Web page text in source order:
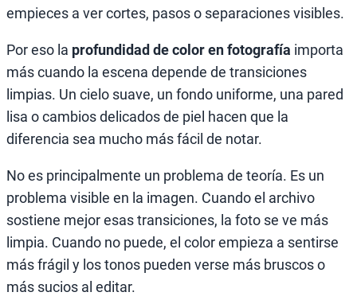
empieces a ver cortes, pasos o separaciones visibles.
Por eso la profundidad de color en fotografía importa
más cuando la escena depende de transiciones
limpias. Un cielo suave, un fondo uniforme, una pared
lisa o cambios delicados de piel hacen que la
diferencia sea mucho más fácil de notar.
No es principalmente un problema de teoría. Es un
problema visible en la imagen. Cuando el archivo
sostiene mejor esas transiciones, la foto se ve más
limpia. Cuando no puede, el color empieza a sentirse
más frágil y los tonos pueden verse más bruscos o
más sucios al editar.